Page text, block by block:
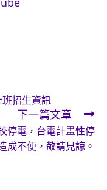
班招生資訊
下一篇文章
停電，台電計畫性停
成不便，敬請見諒。